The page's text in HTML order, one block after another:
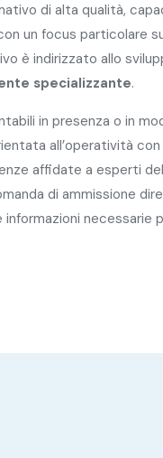
di alta qualità,
un focus particolare
è indirizzato allo
specializzante.
in presenza o in
all’operatività
affidate a esperti
di ammissione
necessarie